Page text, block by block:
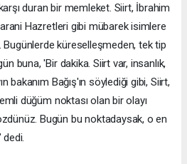
duran bir memleket. Siirt, İbrahim
Hazretleri gibi mübarek isimlere
Bugünlerde küreselleşmeden, tek tip
buna, 'Bir dakika. Siirt var, insanlık,
bakanım Bağış'ın söylediği gibi, Siirt,
düğüm noktası olan bir olayı
Bugün bu noktadaysak, o en
dedi.